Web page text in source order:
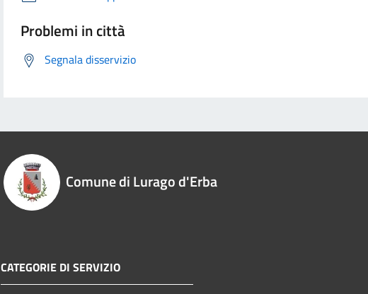
Problemi in città
Segnala disservizio
Comune di Lurago d'Erba
CATEGORIE DI SERVIZIO